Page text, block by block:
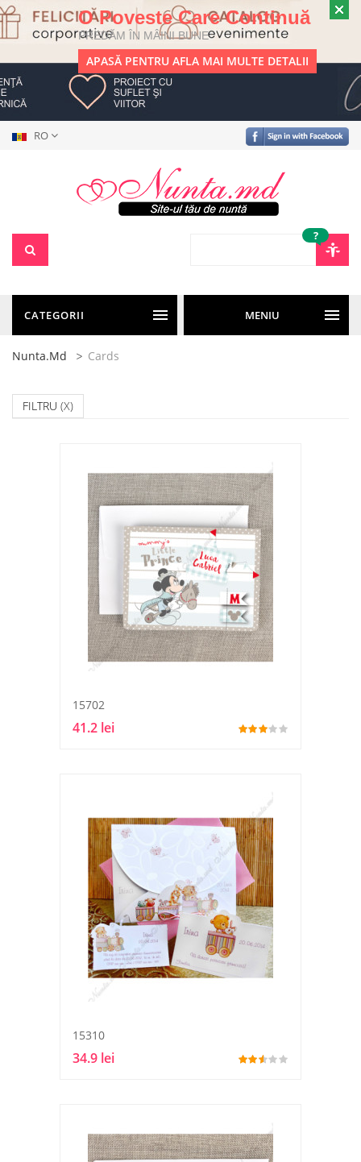
O Poveste Care Continuă
PREDĂM ÎN MÂINI BUNE
APASĂ PENTRU AFLA MAI MULTE DETALII
RO
?
CATEGORII MENIU
Nunta.md Cards
FILTRU (X)
15702
41.2 lei
15310
34.9 lei